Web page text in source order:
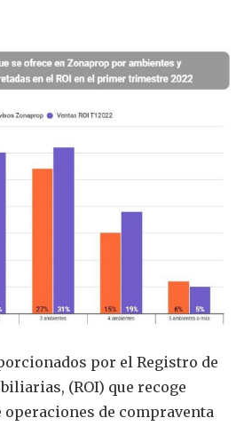
por el Registro de
(ROI) que recoge
de compraventa